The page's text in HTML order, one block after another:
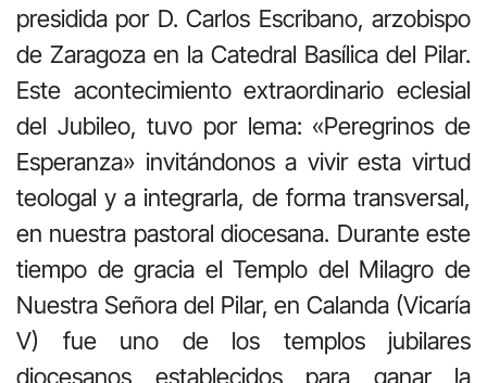
presidida por D. Carlos Escribano, arzobispo
de Zaragoza en la Catedral Basílica del Pilar.
Este acontecimiento extraordinario eclesial
del Jubileo, tuvo por lema: «Peregrinos de
Esperanza» invitándonos a vivir esta virtud
teologal y a integrarla, de forma transversal,
en nuestra pastoral diocesana. Durante este
tiempo de gracia el Templo del Milagro de
Nuestra Señora del Pilar, en Calanda (Vicaría
V) fue uno de los templos jubilares
diocesanos establecidos para ganar la